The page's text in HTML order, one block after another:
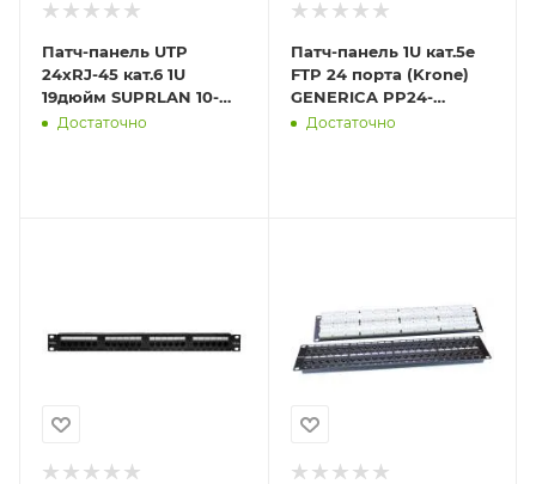
Патч-панель UTP
24хRJ-45 кат.6 1U
19дюйм SUPRLAN 10-
0427
Достаточно
Патч-панель 1U кат.5е
FTP 24 порта (Krone)
GENERICA PP24-
1UC5EF-K05-G
Достаточно